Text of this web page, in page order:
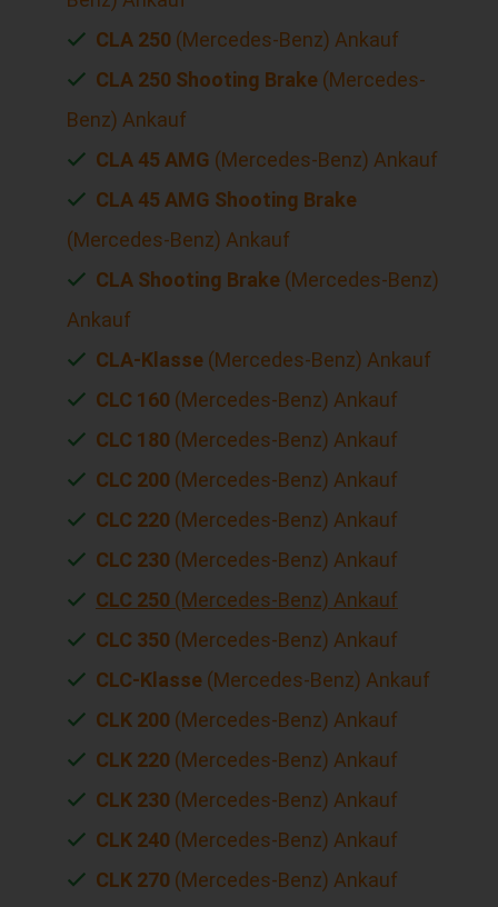
CLA 250 (Mercedes-Benz) Ankauf
CLA 250 Shooting Brake (Mercedes-
Benz) Ankauf
CLA 45 AMG (Mercedes-Benz) Ankauf
CLA 45 AMG Shooting Brake
(Mercedes-Benz) Ankauf
CLA Shooting Brake (Mercedes-Benz)
Ankauf
CLA-Klasse (Mercedes-Benz) Ankauf
CLC 160 (Mercedes-Benz) Ankauf
CLC 180 (Mercedes-Benz) Ankauf
CLC 200 (Mercedes-Benz) Ankauf
CLC 220 (Mercedes-Benz) Ankauf
CLC 230 (Mercedes-Benz) Ankauf
CLC 250 (Mercedes-Benz) Ankauf
CLC 350 (Mercedes-Benz) Ankauf
CLC-Klasse (Mercedes-Benz) Ankauf
CLK 200 (Mercedes-Benz) Ankauf
CLK 220 (Mercedes-Benz) Ankauf
CLK 230 (Mercedes-Benz) Ankauf
CLK 240 (Mercedes-Benz) Ankauf
CLK 270 (Mercedes-Benz) Ankauf